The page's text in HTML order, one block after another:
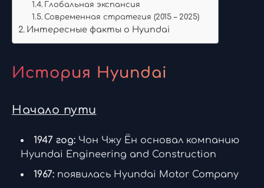
Глобальная экспансия
Современная стратегия (2015 – 2025)
Интересные факты о Hyundai
История Hyundai
Начало пути
1947 год: Чон Чжу Ён основал компанию
Hyundai Engineering and Construction
1967: появилась Hyundai Motor Company